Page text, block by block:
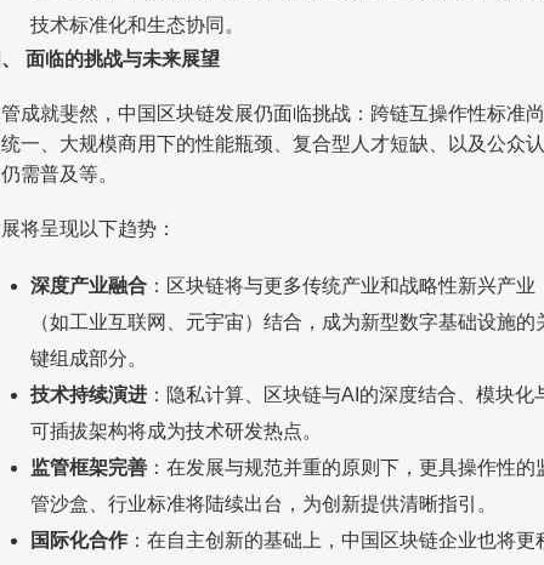
技术标准化和生态协同。
面临的挑战与未来展望
成就斐然，中国区块链发展仍面临挑战：跨链互操作性标准尚
一、大规模商用下的性能瓶颈、复合型人才短缺、以及公众认
需普及等。
将呈现以下趋势：
深度产业融合 ：区块链将与更多传统产业和战略性新兴产业
（如工业互联网、元宇宙）结合，成为新型数字基础设施的
键组成部分。
技术持续演进 ：隐私计算、区块链与AI的深度结合、模块化
可插拔架构将成为技术研发热点。
监管框架完善 ：在发展与规范并重的原则下，更具操作性的
管沙盒、行业标准将陆续出台，为创新提供清晰指引。
国际化合作 ：在自主创新的基础上，中国区块链企业也将更